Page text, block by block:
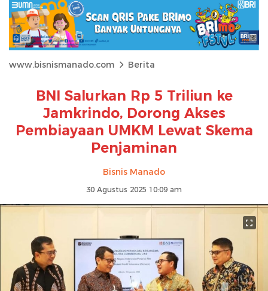
www.bisnismanado.com Berita
BNI Salurkan Rp 5 Triliun ke
Jamkrindo, Dorong Akses
Pembiayaan UMKM Lewat Skema
Penjaminan
Bisnis Manado
30 Agustus 2025 10:09 am